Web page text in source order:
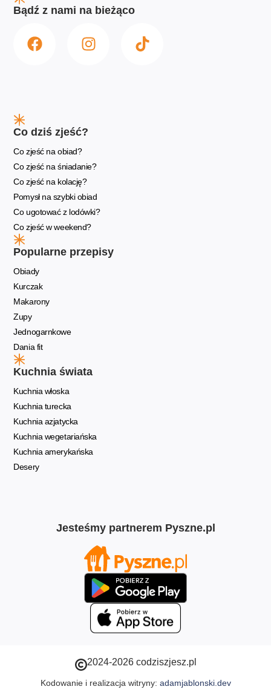
Bądź z nami na bieżąco
Co dziś zjeść?
Co zjeść na obiad?
Co zjeść na śniadanie?
Co zjeść na kolację?
Pomysł na szybki obiad
Co ugotować z lodówki?
Co zjeść w weekend?
Popularne przepisy
Obiady
Kurczak
Makarony
Zupy
Jednogarnkowe
Dania fit
Kuchnia świata
Kuchnia włoska
Kuchnia turecka
Kuchnia azjatycka
Kuchnia wegetariańska
Kuchnia amerykańska
Desery
Jesteśmy partnerem Pyszne.pl
2024-2026 codziszjesz.pl
Kodowanie i realizacja witryny: adamjablonski.dev